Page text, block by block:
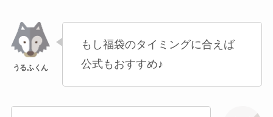
もし福袋のタイミングに合えば
公式もおすすめ♪